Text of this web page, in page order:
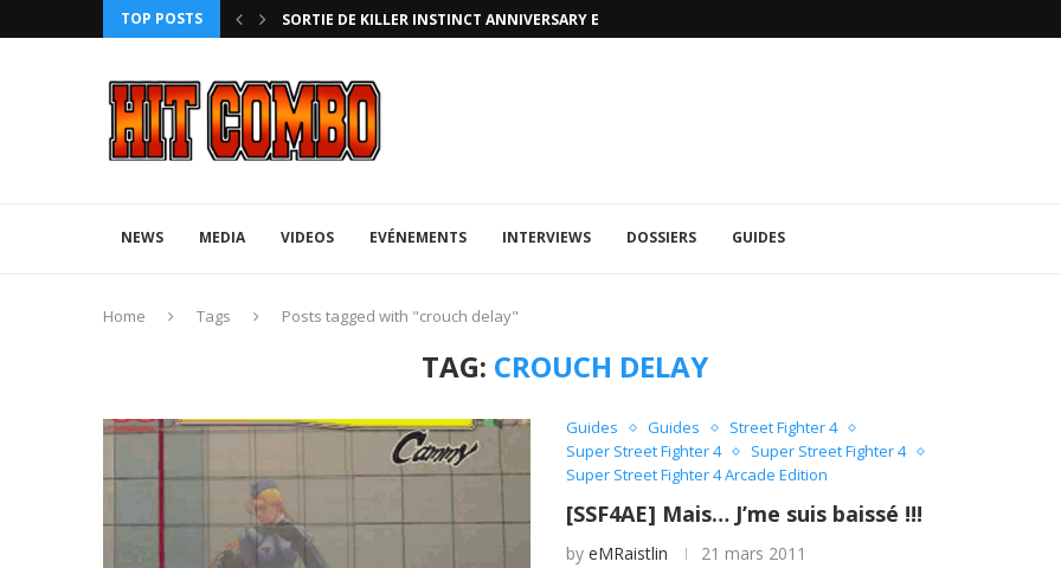
TOP POSTS
AVEC ROLLBACK... SORTIE DE KILLER INSTINCT ANNIVERSARY EDITION
NEWS MEDIA VIDEOS EVÉNEMENTS INTERVIEWS DOSSIERS GUIDES
Home Tags Posts tagged with "crouch delay"
TAG: CROUCH DELAY
Guides Guides
Street Fighter 4
Super Street Fighter 4
Super Street Fighter 4
Super Street Fighter 4 Arcade Edition
[SSF4AE] Mais… J’me suis baissé !!!
by eMRaistlin 21 mars 2011